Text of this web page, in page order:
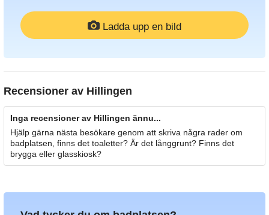
Ladda upp en bild
Recensioner av Hillingen
Inga recensioner av Hillingen ännu...
Hjälp gärna nästa besökare genom att skriva några rader om
badplatsen, finns det toaletter? Är det långgrunt? Finns det
brygga eller glasskiosk?